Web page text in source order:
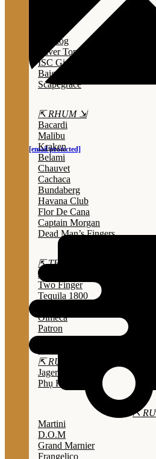
[email protected]
Bulldog
Silver Top
ISC Gin
Baigur
Scapegrace
⇱ RHUM ⇲
Bacardi
Malibu
Kraken
Belami
Chauvet
Cachaca
Bundaberg
Havana Club
Flor De Cana
Captain Morgan
Dead Man’s Fingers
⇱ TEQUILA ⇲
Jose Cuervo
Two Finger
Tequila 1800
Olmeca
Patron
Sauza
⇱ RƯỢU THẢO MỘC ⇲
Jagermeister
Phụ Kiện
⇱
Martini
D.O.M
Grand Marnier
Frangelico